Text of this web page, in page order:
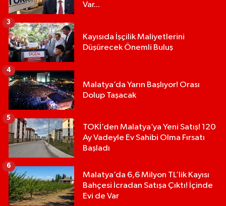
Var...
Kayısıda İşçilik Maliyetlerini
Düşürecek Önemli Buluş
3
Malatya’da Yarın Başlıyor! Orası
Dolup Taşacak
4
TOKİ’den Malatya’ya Yeni Satış! 120
Ay Vadeyle Ev Sahibi Olma Fırsatı
Başladı
5
Malatya’da 6,6 Milyon TL’lik Kayısı
Bahçesi İcradan Satışa Çıktı! İçinde
Evi de Var
6